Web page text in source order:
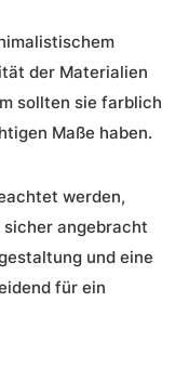
der Materialien
sollten sie farblich
Maße haben.
werden,
angebracht
und eine
für ein